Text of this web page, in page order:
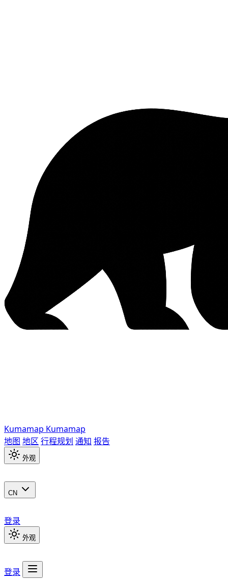
Kumamap Kumamap
地图 地区 行程规划 通知 报告
外观
CN
登录
外观
登录